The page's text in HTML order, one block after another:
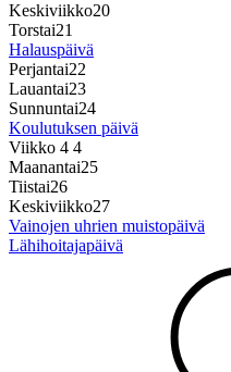
Keskiviikko20
Torstai21
Halauspäivä
Perjantai22
Lauantai23
Sunnuntai24
Koulutuksen päivä
Viikko 4 4
Maanantai25
Tiistai26
Keskiviikko27
Vainojen uhrien muistopäivä
Lähihoitajapäivä